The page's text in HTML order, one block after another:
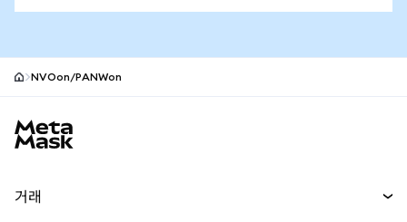
NVOon/PANWon
거래